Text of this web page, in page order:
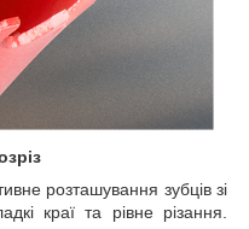
розташування зубців зі
краї та рівне різання.